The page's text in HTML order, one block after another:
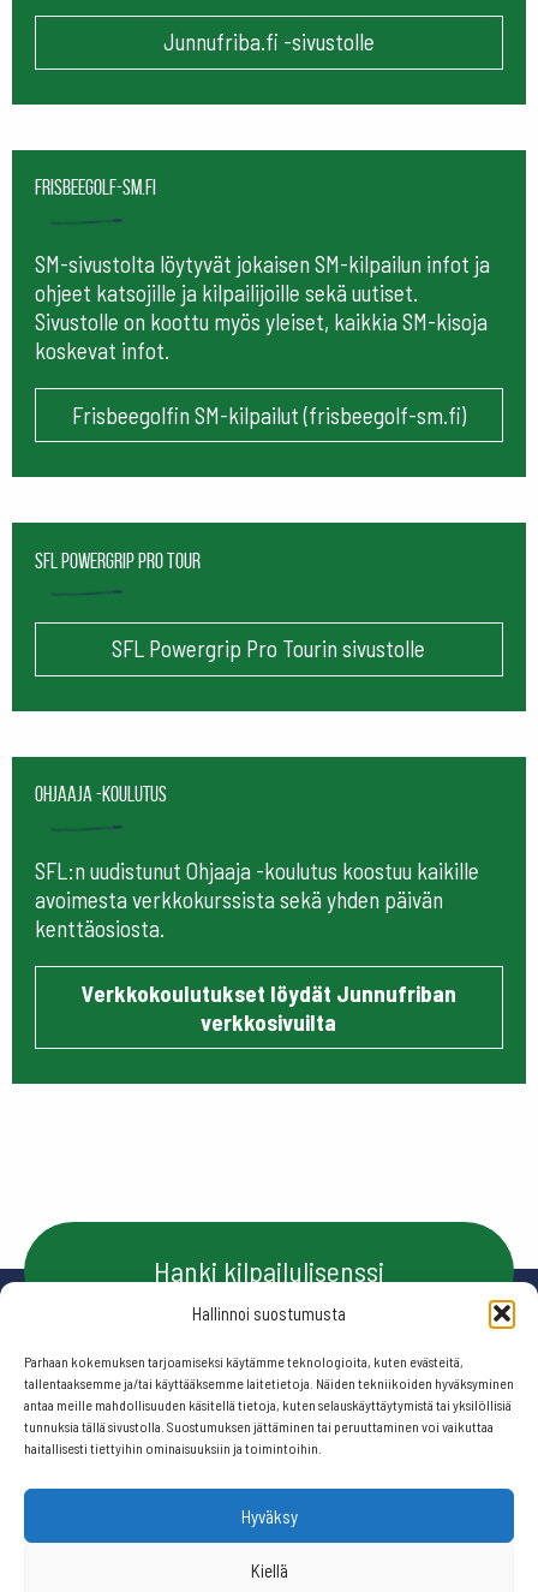
Hallinnoi suostumusta
Parhaan kokemuksen tarjoamiseksi käytämme teknologioita, kuten evästeitä,
tallentaaksemme ja/tai käyttääksemme laitetietoja. Näiden tekniikoiden hyväksyminen
antaa meille mahdollisuuden käsitellä tietoja, kuten selauskäyttäytymistä tai yksilöllisiä
tunnuksia tällä sivustolla. Suostumuksen jättäminen tai peruuttaminen voi vaikuttaa
haitallisesti tiettyihin ominaisuuksiin ja toimintoihin.
Hyväksy
Kiellä
Junnufriba.fi -sivustolle
frisbeegolf-sm.fi
SM-sivustolta löytyvät jokaisen SM-kilpailun infot ja
ohjeet katsojille ja kilpailijoille sekä uutiset.
Sivustolle on koottu myös yleiset, kaikkia SM-kisoja
koskevat infot.
Frisbeegolfin SM-kilpailut (frisbeegolf-sm.fi)
SFL Powergrip Pro Tour
SFL Powergrip Pro Tourin sivustolle
Ohjaaja -koulutus
SFL:n uudistunut Ohjaaja -koulutus koostuu kaikille
avoimesta verkkokurssista sekä yhden päivän
kenttäosiosta.
Verkkokoulutukset löydät Junnufriban
verkkosivuilta
Hanki kilpailulisenssi
Ota yhteyttä
Seuraa meitä:
© 2026 Suomen frisbeegolfliitto.